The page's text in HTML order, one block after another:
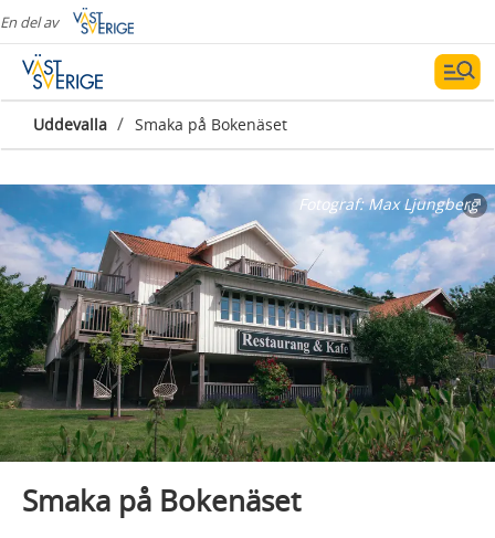
En del av
Uddevalla / Smaka på Bokenäset
Fotograf:Max Ljungberg
Smaka på Bokenäset